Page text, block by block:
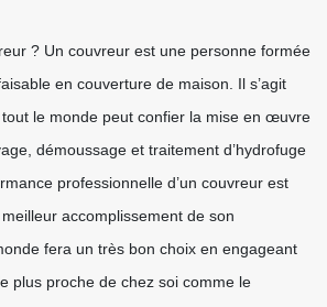
? Un couvreur est une personne formée
en couverture de maison. Il s’agit
tout le monde peut confier la mise en œuvre
démoussage et traitement d’hydrofuge
professionnelle d’un couvreur est
accomplissement de son
fera un très bon choix en engageant
plus proche de chez soi comme le